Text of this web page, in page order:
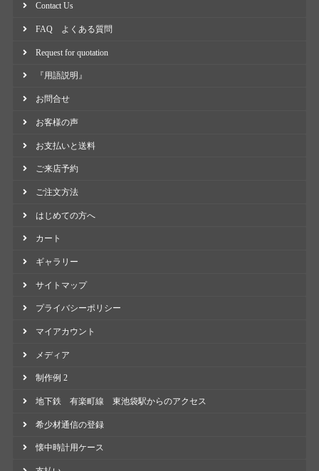
Contact Us
FAQ よくある質問
Request for quotation
『用語説明』
お問合せ
お客様の声
お支払いと送料
ご来店予約
ご注文方法
はじめての方へ
カート
ギャラリー
サイトマップ
プライバシーポリシー
マイアカウント
メディア
制作例 2
地下鉄 有楽町線 東池袋駅からのアクセス
希少材通信の登録
懐中時計用ケース